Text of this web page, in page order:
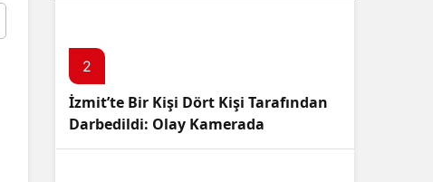
2
İzmit’te Bir Kişi Dört Kişi Tarafından
Darbedildi: Olay Kamerada